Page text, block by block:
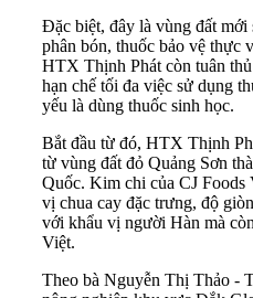
Đặc biệt, đây là vùng đất mới
phân bón, thuốc bảo vệ
HTX Thịnh Phát còn tuân
hạn chế tối đa việc sử dụng
yếu là dùng thuốc sinh học.
Bắt đầu từ đó, HTX Thịnh
từ vùng đất đỏ Quảng Sơn
Quốc. Kim chi của CJ
vị chua cay đặc trưng, độ
với khẩu vị người Hàn mà
Việt.
Theo bà Nguyễn Thị Thảo -